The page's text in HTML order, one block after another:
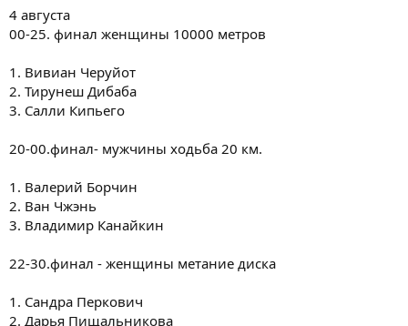
4 августа
00-25. финал женщины 10000 метров
1. Вивиан Черуйот
2. Тирунеш Дибаба
3. Салли Кипьего
20-00.финал- мужчины ходьба 20 км.
1. Валерий Борчин
2. Ван Чжэнь
3. Владимир Канайкин
22-30.финал - женщины метание диска
1. Сандра Перкович
2. Дарья Пищальникова